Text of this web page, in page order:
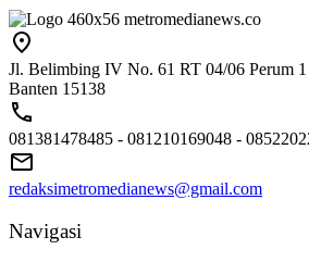
Jl. Belimbing IV No. 61 RT 04/06 Perum
Banten 15138
081381478485 - 081210169048 -
redaksimetromedianews@gmail.com
Navigasi